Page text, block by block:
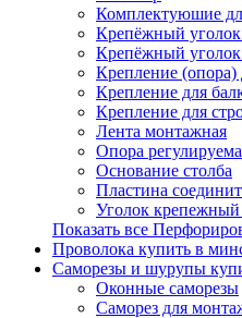
Комплектуюшие
Крепёжный
Крепёжный
Крепление (опора)
Крепление для
Крепление для
Лента монтажная
Опора
Основание столба
Пластина
Уголок
Показать все
Проволока купить в
Саморезы и шурупы
Оконные саморезы
Саморез для